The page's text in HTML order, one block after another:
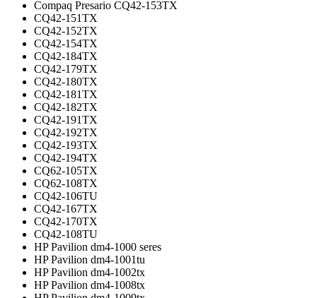
Compaq Presario CQ42-153TX
CQ42-151TX
CQ42-152TX
CQ42-154TX
CQ42-184TX
CQ42-179TX
CQ42-180TX
CQ42-181TX
CQ42-182TX
CQ42-191TX
CQ42-192TX
CQ42-193TX
CQ42-194TX
CQ62-105TX
CQ62-108TX
CQ42-106TU
CQ42-167TX
CQ42-170TX
CQ42-108TU
HP Pavilion dm4-1000 seres
HP Pavilion dm4-1001tu
HP Pavilion dm4-1002tx
HP Pavilion dm4-1008tx